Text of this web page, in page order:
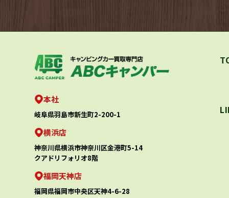
本社
岐阜県羽島市新生町2-200-1
横浜店
神奈川県横浜市神奈川区金港町5-14
クアドリフォリオ8階
福岡天神店
福岡県福岡市中央区天神4-6-28